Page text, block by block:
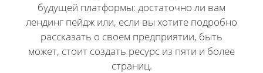
будущей платформы: достаточно ли вам
лендинг пейдж или, если вы хотите подробно
рассказать о своем предприятии, быть
может, стоит создать ресурс из пяти и более
страниц.